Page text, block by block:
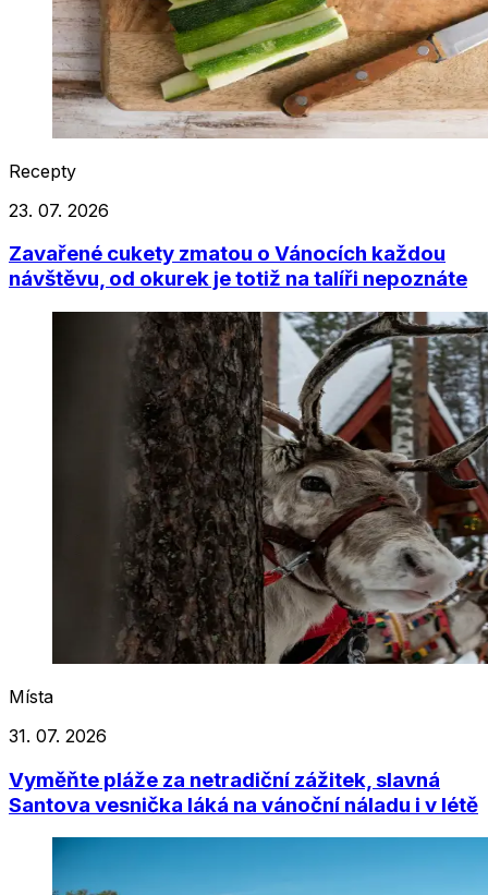
Recepty
23. 07. 2026
Zavařené cukety zmatou o Vánocích každou
návštěvu, od okurek je totiž na talíři nepoznáte
Místa
31. 07. 2026
Vyměňte pláže za netradiční zážitek, slavná
Santova vesnička láká na vánoční náladu i v létě